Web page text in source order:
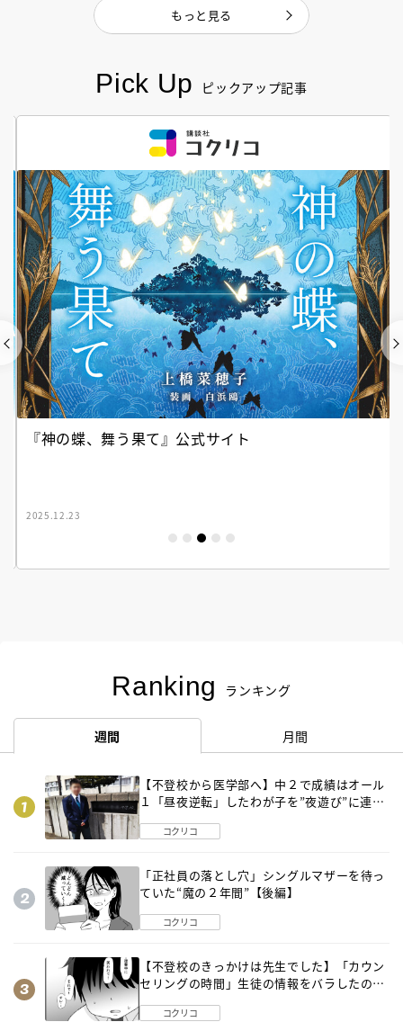
Pick Up ピックアップ記事
『神の蝶、舞う果て』公式サイト
2025.12.23
Ranking ランキング
週間 月間
【不登校から医学部へ】中２で成績はオール
１「昼夜逆転」したわが子を”夜遊び”に連れ
コクリコ
「正社員の落とし穴」シングルマザーを待っ
ていた“魔の２年間”【後編】
コクリコ
【不登校のきっかけは先生でした】「カウン
セリングの時間」生徒の情報をバラしたの
コクリコ
もっと見る